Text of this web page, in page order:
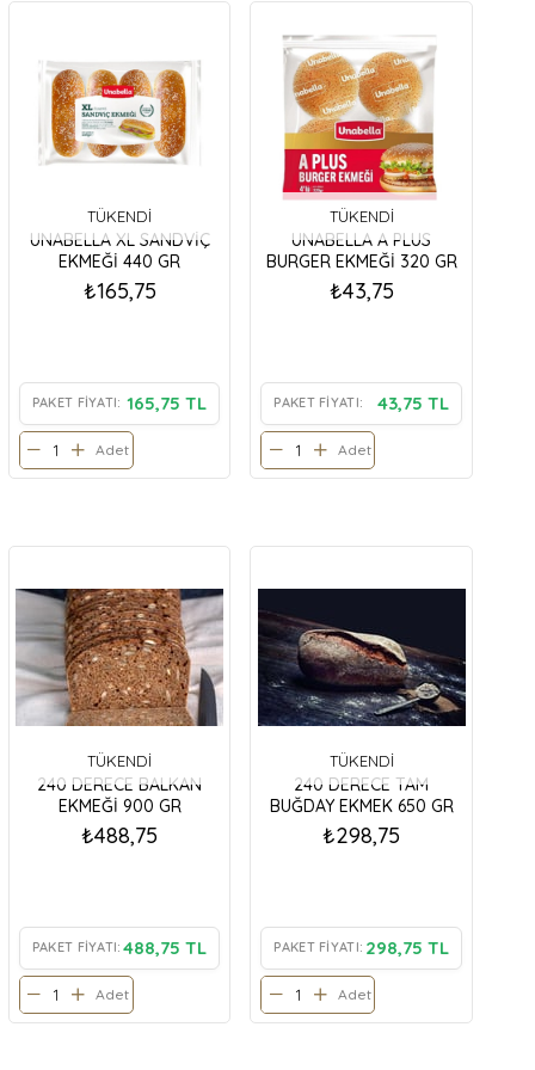
TÜKENDI
UNABELLA XL SANDVİÇ
EKMEĞİ 440 GR
₺165,75
PAKET FIYATI: 165,75 TL
Adet
TÜKENDI
UNABELLA A PLUS
BURGER EKMEĞİ 320 GR
₺43,75
PAKET FIYATI: 43,75 TL
Adet
TÜKENDI
240 DERECE BALKAN
EKMEĞİ 900 GR
₺488,75
PAKET FIYATI: 488,75 TL
Adet
TÜKENDI
240 DERECE TAM
BUĞDAY EKMEK 650 GR
₺298,75
PAKET FIYATI: 298,75 TL
Adet